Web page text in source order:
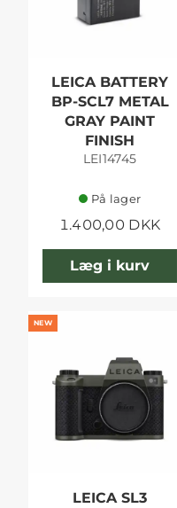
LEICA BATTERY
BP-SCL7 METAL
GRAY PAINT
FINISH
LEI14745
På lager
1.400,00 DKK
Læg i kurv
NEW
LEICA SL3